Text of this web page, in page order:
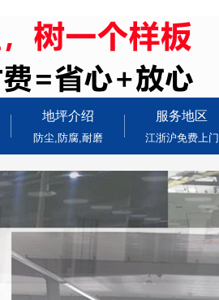
地坪介绍
防尘,防腐,耐磨
服务地区
江浙沪免费上门